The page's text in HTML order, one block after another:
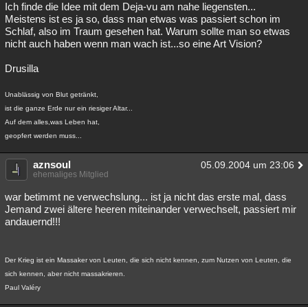
Ich finde die Idee mit dem Deja-vu am nahe liegensten...
Meistens ist es ja so, dass man etwas was passiert schon im
Schlaf, also im Traum gesehen hat. Warum sollte man so etwas
nicht auch haben wenn man wach ist...so eine Art Vision?
Drusilla
Unablässig von Blut getränkt,
ist die ganze Erde nur ein riesiger Altar...
Auf dem alles,was Leben hat,
geopfert werden muss...
aznsoul 05.09.2004 um 23:06
ehemaliges Mitglied
war betimmt ne verwechslung... ist ja nicht das erste mal, dass
Jemand zwei ältere heeren miteinander verwechselt, passiert mir
andauernd!!!
Der Krieg ist ein Massaker von Leuten, die sich nicht kennen, zum Nutzen von Leuten, die
sich kennen, aber nicht massakrieren.
Paul Valéry